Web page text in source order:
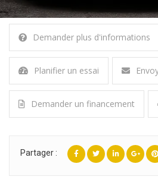
Demander plus d'informations
Planifier un essai
Demander un financement
Partager :